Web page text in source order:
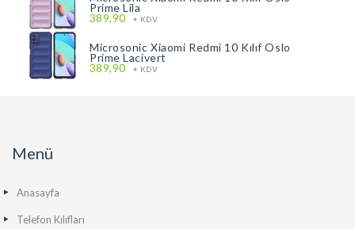
Prime Lila
389,90 + KDV
Microsonic Xiaomi Redmi 10 Kılıf Oslo
Prime Lacivert
389,90 + KDV
Menü
Anasayfa
Telefon Kılıfları